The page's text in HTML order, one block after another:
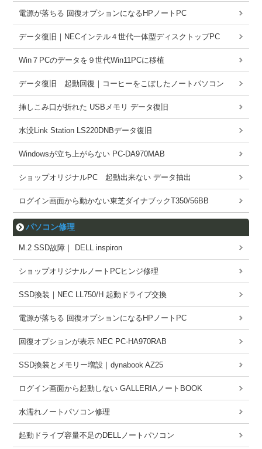
電源が落ちる 回復オプションになるHPノートPC
データ復旧｜NECインテル４世代一体型ディスクトップPC
Win７PCのデータを９世代Win11PCに移植
データ復旧 起動回復｜コーヒーをこぼしたノートパソコン
挿しこみ口が折れた USBメモリ データ復旧
水没Link Station LS220DNBデータ復旧
Windowsが立ち上がらない PC-DA970MAB
ショップオリジナルPC 起動出来ない データ抽出
ログイン画面から動かない東芝ダイナブックT350/56BB
パソコン修理
M.2 SSD故障｜ DELL inspiron
ショップオリジナルノートPCヒンジ修理
SSD換装｜NEC LL750/H 起動ドライブ交換
電源が落ちる 回復オプションになるHPノートPC
回復オプションが表示 NEC PC-HA970RAB
SSD換装とメモリー増設｜dynabook AZ25
ログイン画面から起動しない GALLERIAノートBOOK
水濡れノートパソコン修理
起動ドライブ容量不足のDELLノートパソコン